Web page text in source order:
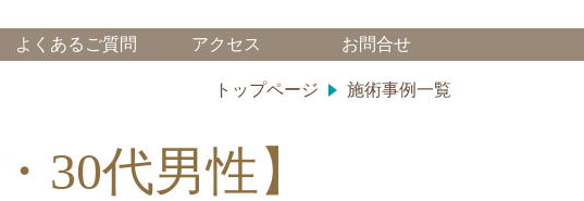
よくあるご質問 アクセス お問合せ
トップページ 施術事例一覧
30代男性】